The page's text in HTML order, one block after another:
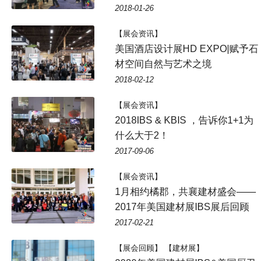
2018-01-26
【展会资讯】
美国酒店设计展HD EXPO|赋予石
材空间自然与艺术之境
2018-02-12
【展会资讯】
2018IBS & KBIS ，告诉你1+1为
什么大于2！
2017-09-06
【展会资讯】
1月相约橘郡，共襄建材盛会——
2017年美国建材展IBS展后回顾
2017-02-21
【展会回顾】 【建材展】